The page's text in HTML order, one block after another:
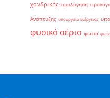
χονδρικής τιμολόγηση
Ανάπτυξης υπουργείο Ενέργειας
φυσικό αέριο φωτιά